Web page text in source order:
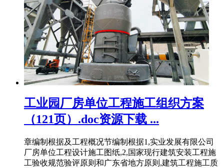
工业园厂房单位工程施工组织方案
（121页）.doc资源下载 ...
章编制根据及工程概况节编制根据1,实业发展有限公司
厂房单位工程设计施工图纸,2,国家现行建筑安装工程施
工验收规范验评原则和广东省地方原则,建筑工程施工质